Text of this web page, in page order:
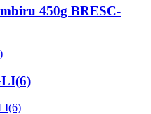
450g BRESC-